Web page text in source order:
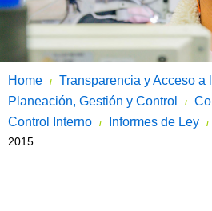
Home / Transparencia y Acceso a
Planeación, Gestión y Control /
Control Interno
/ Informes de Ley /
2015